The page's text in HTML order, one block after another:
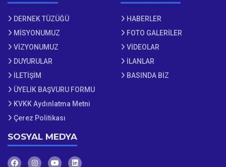
DERNEK TÜZÜĞÜ
MİSYONUMUZ
VİZYONUMUZ
DUYURULAR
İLETİŞİM
ÜYELİK BAŞVURU FORMU
KVKK Aydınlatma Metni
Çerez Politikası
HABERLER
FOTO GALERİLER
VİDEOLAR
İLANLAR
BASINDA BİZ
SOSYAL MEDYA